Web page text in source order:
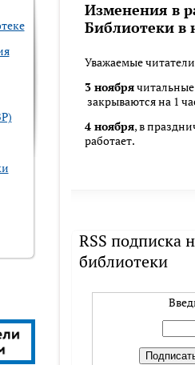
Изменения в
Библиотеки в
Уважаемые
3 ноября
закрываются на 1
4 ноября, в
работает.
RSS подписка
библиотеки